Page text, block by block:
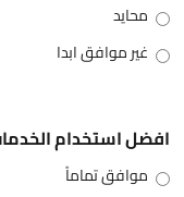
محايد
غير موافق ابدا
افضل استخدام
موافق تماماً